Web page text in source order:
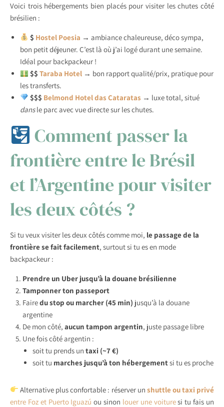
Voici trois hébergements bien placés pour visiter les chutes côté
brésilien :
$ Hostel Poesia → ambiance chaleureuse, déco sympa,
bon petit déjeuner. C’est là où j’ai logé durant une semaine.
Idéal pour backpackeur !
$$Taraba Hotel → bon rapport qualité/prix, pratique pour
les transferts.
$$$ Belmond Hotel das Cataratas → luxe total, situé
dansle parc avec vue directe sur les chutes.
Comment passer la
frontière entre le Brésil
et l’Argentine pour visiter
les deux côtés ?
Si tu veux visiter les deux côtés comme moi, le passage de la
frontière se fait facilement, surtout si tu es en mode
backpackeur :
Prendre un Uber jusqu’à la douane brésilienne
Tamponner ton passeport
Fairedu stop ou marcher (45 min) jusqu’à la douane
argentine
De mon côté, aucun tampon argentin, juste passage libre
Une fois côté argentin :
soit tu prends un taxi (~7 €)
soit tu marches jusqu’à ton hébergementsi tu es proche
Alternative plus confortable : réserver un shuttle ou taxi privé
entre Foz et Puerto Iguazú ou sinon louer une voituresi tu fais un